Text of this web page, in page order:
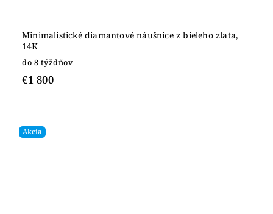
Minimalistické diamantové náušnice z bieleho zlata,
14K
do 8 týždňov
€1 800
Akcia